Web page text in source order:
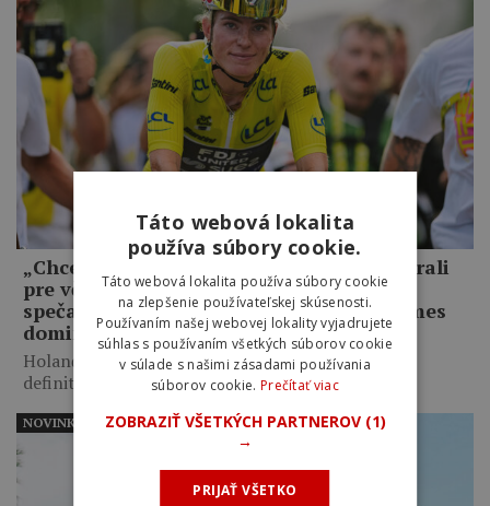
„Chcela som jasne ukázať, že sme nevyhrali
pre včerajší incident.“ Demi Vollering
spečatila víťazstvo Tour de France Femmes
dominantným sólom
Holanďanka ovládla záverečné dve etapy v Nice a
definitívne potvrdila,…
NOVINKY
Táto webová lokalita
používa súbory cookie.
Táto webová lokalita používa súbory cookie
na zlepšenie používateľskej skúsenosti.
Používaním našej webovej lokality vyjadrujete
súhlas s používaním všetkých súborov cookie
v súlade s našimi zásadami používania
súborov cookie. Prečítať viac
ZOBRAZIŤ VŠETKÝCH PARTNEROV (1)
→
PRIJAŤ VŠETKO